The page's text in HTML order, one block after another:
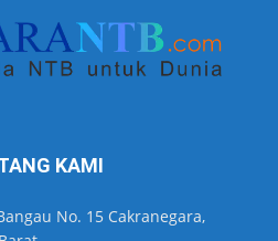
KAMI
No. 15 Cakranegara,